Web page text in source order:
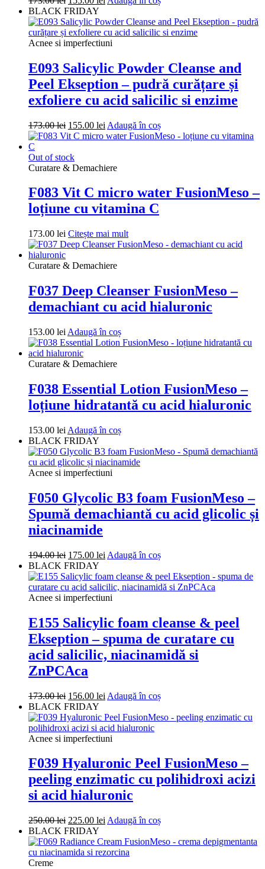
inițial
a
fost:
173.00 lei.
este:
155.00 lei.
BLACK FRIDAY
Acnee si imperfectiuni
E093 Salicylic Powder Cleanse and
Peel Ekseption – pudră curățare și
exfoliere cu acid salicilic si enzime
173.00lei Prețul
inițial
fost:
173.00 lei.
155.00 lei Prețul
curent
Adaugă în coș
Out of stock
Curatare & Demachiere
F083 Vit C micro water FusionMeso –
loțiune cu vitamina C
173.00 lei Citește mai mult
Curatare & Demachiere
F037 Deep Cleanser FusionMeso –
demachiant cu acid hialuronic
153.00 lei Adaugă în coș
Curatare & Demachiere
F038 Essential Lotion FusionMeso –
loțiune hidratantă cu acid hialuronic
153.00 lei Adaugă în coș
BLACK FRIDAY
Acnee si imperfectiuni
F050 Glycolic B3 foam FusionMeso –
Spumă demachiantă cu acid glicolic și
niacinamide
194.00lei Prețul
inițial
a
fost:
194.00 lei.
175.00 lei Prețul
este:
175.00 lei.
Adaugă în coș
BLACK FRIDAY
Acnee si imperfectiuni
E155 Salicylic foam cleanse & peel
Ekseption – spuma de curatare cu
acid salicilic, niacinamidă si
ZnPCAca
173.00lei Prețul
inițial
a
fost:
173.00 lei.
156.00 lei Prețul
este:
156.00 lei.
Adaugă în coș
BLACK FRIDAY
Acnee si imperfectiuni
F039 Hyaluronic Peel FusionMeso –
peeling enzimatic cu polihidroxi acizi
si acid hialuronic
250.00lei Prețul
inițial
a
fost:
225.00 lei Prețul
este:
225.00 lei.
Adaugă în coș
BLACK FRIDAY
Creme